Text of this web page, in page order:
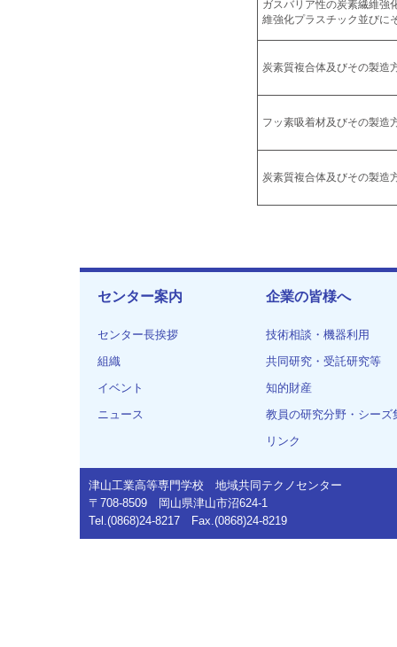
ガスバリア性の炭素繊維強
維強化プラスチック並びに
炭素質複合体及びその製造
フッ素吸着材及びその製造
炭素質複合体及びその製造
センター案内
センター長挨拶
組織
イベント
ニュース
企業の皆様へ
技術相談・機器利用
共同研究・受託研究等
知的財産
教員の研究分野・シーズ
リンク
津山工業高等専門学校 地域共同テクノセンター
〒708-8509 岡山県津山市沼624-1
Tel.(0868)24-8217 Fax.(0868)24-8219